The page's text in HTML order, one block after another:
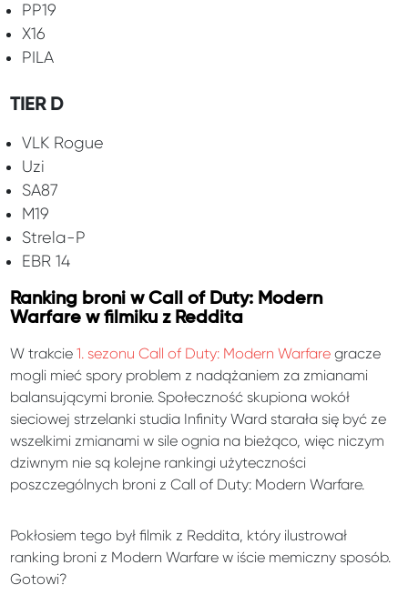
PP19
X16
PILA
TIER D
VLK Rogue
Uzi
SA87
M19
Strela-P
EBR 14
Ranking broni w Call of Duty: Modern
Warfare w filmiku z Reddita
W trakcie1. sezonu Call of Duty: Modern Warfare gracze
mogli mieć spory problem z nadążaniem za zmianami
balansującymi bronie. Społeczność skupiona wokół
sieciowej strzelanki studia Infinity Ward starała się być ze
wszelkimi zmianami w sile ognia na bieżąco, więc niczym
dziwnym nie są kolejne rankingi użyteczności
poszczególnych broni z Call of Duty: Modern Warfare.
Pokłosiem tego był filmik z Reddita, który ilustrował
ranking broni z Modern Warfare w iście memiczny sposób.
Gotowi?